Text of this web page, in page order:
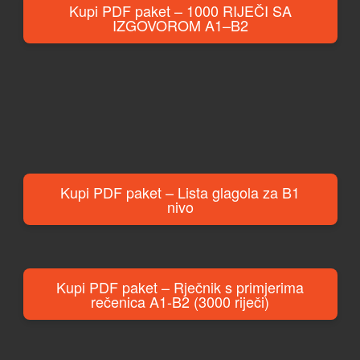
Kupi PDF paket – 1000 RIJEČI SA
IZGOVOROM A1–B2
Kupi PDF paket – Lista glagola za B1
nivo
Kupi PDF paket – Rječnik s primjerima
rečenica A1-B2 (3000 riječi)